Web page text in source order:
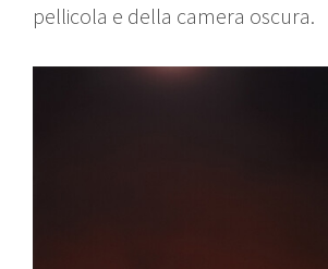
pellicola e della camera oscura.